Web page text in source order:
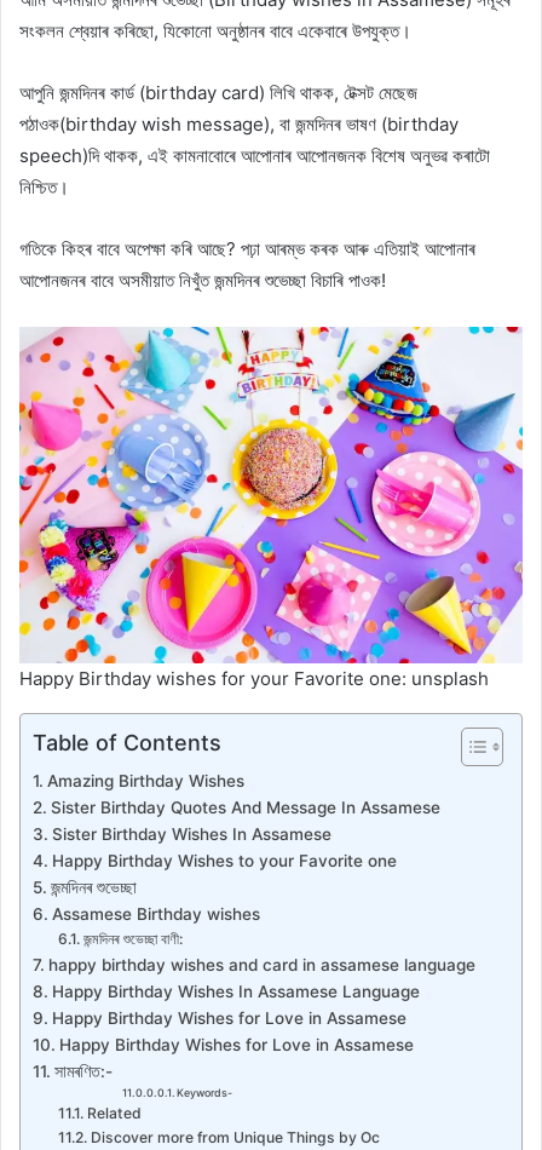
সংকলন শ্বেয়াৰ কৰিছো, যিকোনো অনুষ্ঠানৰ বাবে একেবাৰে উপযুক্ত।
আপুনি জন্মদিনৰ কাৰ্ড (birthday card) লিখি থাকক, টেক্সট মেছেজ
পঠাওক(birthday wish message), বা জন্মদিনৰ ভাষণ (birthday
speech)দি থাকক, এই কামনাবোৰে আপোনাৰ আপোনজনক বিশেষ অনুভৱ কৰাটো
নিশ্চিত।
গতিকে কিহৰ বাবে অপেক্ষা কৰি আছে? পঢ়া আৰম্ভ কৰক আৰু এতিয়াই আপোনাৰ
আপোনজনৰ বাবে অসমীয়াত নিখুঁত জন্মদিনৰ শুভেচ্ছা বিচাৰি পাওক!
Happy Birthday wishes for your Favorite one: unsplash
Table of Contents
Amazing Birthday Wishes
Sister Birthday Quotes And Message In Assamese
Sister Birthday Wishes In Assamese
Happy Birthday Wishes to your Favorite one
জন্মদিনৰ শুভেচ্ছা
Assamese Birthday wishes
জন্মদিনৰ শুভেচ্ছা বাণী:
happy birthday wishes and card in assamese language
Happy Birthday Wishes In Assamese Language
Happy Birthday Wishes for Love in Assamese
Happy Birthday Wishes for Love in Assamese
সামৰণিত:-
Keywords-
Related
Discover more from Unique Things by Oc